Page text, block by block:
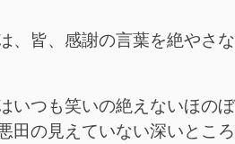
、皆、感謝の言葉を絶やさな
いつも笑いの絶えないほの
田の見えていない深いとこ